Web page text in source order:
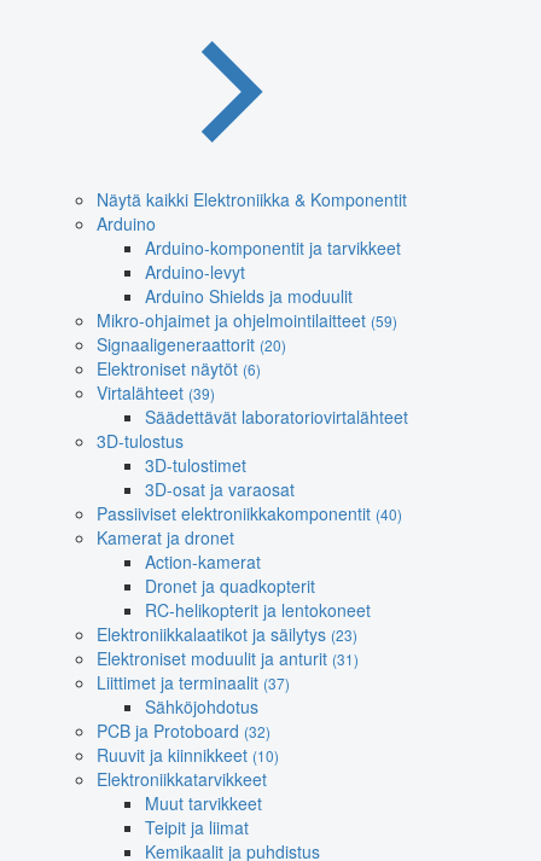
Näytä kaikki Elektroniikka & Komponentit
Arduino
Arduino-komponentit ja tarvikkeet
Arduino-levyt
Arduino Shields ja moduulit
Mikro-ohjaimet ja ohjelmointilaitteet (59)
Signaaligeneraattorit (20)
Elektroniset näytöt (6)
Virtalähteet (39)
Säädettävät laboratoriovirtalähteet
3D-tulostus
3D-tulostimet
3D-osat ja varaosat
Passiiviset elektroniikkakomponentit (40)
Kamerat ja dronet
Action-kamerat
Dronet ja quadkopterit
RC-helikopterit ja lentokoneet
Elektroniikkalaatikot ja säilytys (23)
Elektroniset moduulit ja anturit (31)
Liittimet ja terminaalit (37)
Sähköjohdotus
PCB ja Protoboard (32)
Ruuvit ja kiinnikkeet (10)
Elektroniikkatarvikkeet
Muut tarvikkeet
Teipit ja liimat
Kemikaalit ja puhdistus